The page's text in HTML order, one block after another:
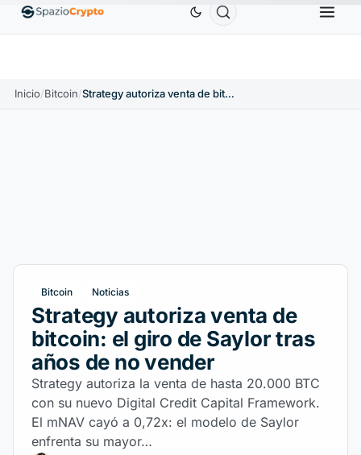
EthereumETH1880,58 US$ TetherUSDT ↑0.00%
Inicio/Bitcoin/ Strategy autoriza venta de bitcoin: el giro de Saylor tras años de no vender
Bitcoin Noticias
Strategy autoriza venta de
bitcoin: el giro de Saylor tras
años de no vender
Strategy autoriza la venta de hasta 20.000 BTC
con su nuevo Digital Credit Capital Framework.
El mNAV cayó a 0,72x: el modelo de Saylor
enfrenta su mayor…